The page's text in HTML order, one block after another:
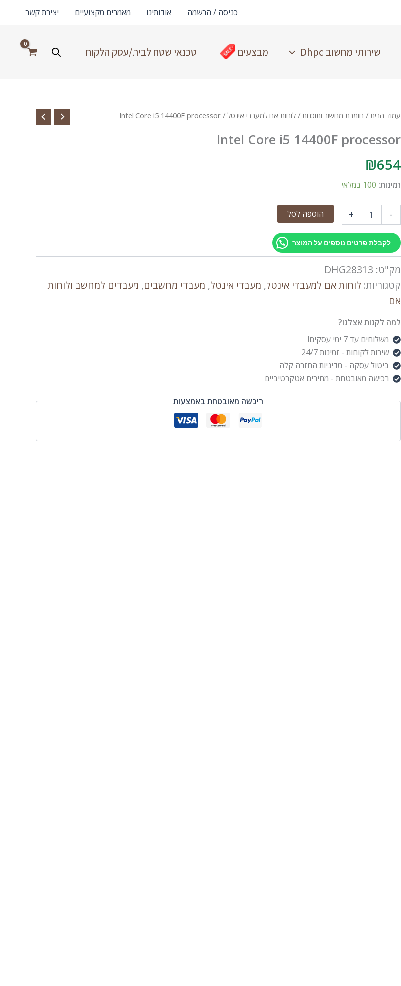
כניסה / הרשמה אודותינו מאמרים מקצועיים יצירת קשר
שירותי מחשוב Dhpc מבצעים טכנאי שטח לבית/עסק הלקוח
עמוד הבית / חומרת מחשוב ותוכנות / לוחות אם למעבדי אינטל / Intel Core i5 14400F processor
Intel Core i5 14400F processor
₪654
זמינות: 100 במלאי
-
+ הוספה לסל
לקבלת פרטים נוספים על המוצר
מק"ט: DHG28313
קטגוריות: לוחות אם למעבדי אינטל, מעבדי אינטל, מעבדי מחשבים, מעבדים למחשב ולוחות
אם
למה לקנות אצלנו?
משלוחים עד 7 ימי עסקים!
שירות לקוחות - זמינות 24/7
ביטול עסקה - מדיניות החזרה קלה
רכישה מאובטחת - מחירים אטקרטיביים
ריכשה מאובטחת באמצעות